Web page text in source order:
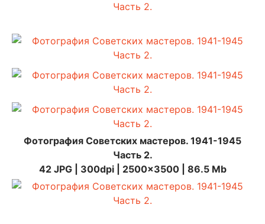
Фотография Советских мастеров. 1941-1945
Часть 2.
42 JPG | 300dpi | 2500x3500 | 86.5 Mb